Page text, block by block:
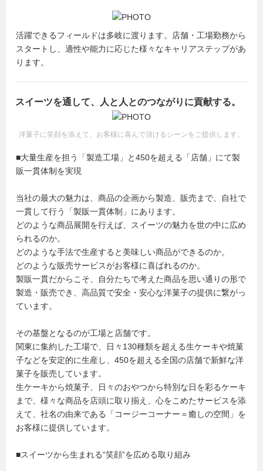
活躍できるフィールドは多岐に渡ります。店舗・工場勤務から
スタートし、適性や能力に応じた様々なキャリアステップがあ
ります。
スイーツを通して、人と人とのつながりに貢献する。
洋菓子に笑顔を添えて、お客様に喜んで頂けるシーンをご提供します。
■大量生産を担う「製造工場」と450を超える「店舗」にて製
販一貫体制を実現
当社の最大の魅力は、商品の企画から製造、販売まで、自社で
一貫して行う「製販一貫体制」にあります。
どのような商品展開を行えば、スイーツの魅力を世の中に広め
られるのか。
どのような手法で生産すると美味しい商品ができるのか。
どのような販売サービスがお客様に喜ばれるのか。
製販一貫だからこそ、自分たちで考えた商品を思い通りの形で
製造・販売でき、高品質で安全・安心な洋菓子の提供に繋がっ
ています。
その基盤となるのが工場と店舗です。
関東に集約した工場で、日々130種類を超える生ケーキや焼菓
子などを安定的に生産し、450を超える全国の店舗で新鮮な洋
菓子を販売しています。
生ケーキから焼菓子、日々のおやつから特別な日を彩るケーキ
まで、様々な商品を店頭に取り揃え、心をこめたサービスを添
えて、社名の由来である「コージーコーナー＝癒しの空間」を
お客様に提供しています。
■スイーツから生まれる“笑顔”を広める取り組み